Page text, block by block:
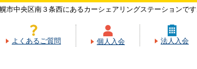
市中央区南３条西にあるカーシェアリングステーションです
よくあるご質問 個人入会 法人入会